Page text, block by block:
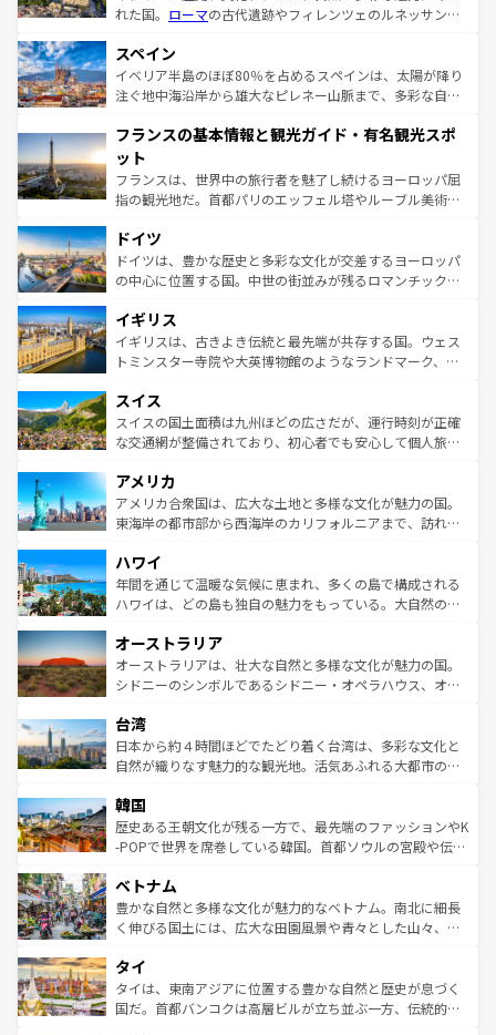
れた国。 ローマの古代遺跡やフィレンツェのルネッサンス
ろん、トスカーナの美しい田園風景やアマルフィ海岸の絶
景など、自然景観も見逃せない。観光の合間には、本場の
ピザやパスタなど、絶品のイタリア料理を堪能することも
ませてくれるイタリアで、忘れられない旅をしてみよう！
なお、新着のイタリア情報は
しい。
スペイン
イベリア半島のほぼ80％を占めるスペインは、太陽が降り
注ぐ地中海沿岸から雄大なピレネー山脈まで、多彩な自然
文化が根付くこの国では、情熱的なフラメンコ、熱気あふ
れる闘牛、そして美味しいタパスが生活の一部となってい
る。首都マドリードの洗練された雰囲気や、バルセロナの
アートに溢れた街角から、地方では古代ローマ遺跡や中世
せる。地方によって風土や気候が異なるスペインはその個
性で訪れる人を魅了する。 なお、新着のスペイン情報は コ
ンテンツ一覧を参照してほしい。
フランスの基本情報と観光ガイド・有名観光スポ
ット
フランスは、世界中の旅行者を魅了し続けるヨーロッパ屈
指の観光地だ。首都パリのエッフェル塔やルーブル美術館
で、幅広い魅力が詰まっている。華麗な宮殿、歴史的な大
聖堂、美しいビーチ、そして豊かな自然が、訪れる者を心
から魅了する。また、フランスは美食の国としても知ら
いる。シャンパンの発祥地であるランス、プロヴァンスの
香り高いラベンダー畑など、多彩な楽しみ方が可能だ。さ
らに、パリ以外の地域にも魅力が溢れており、どの街角に
れる地方に足を運ぶとそれぞれで全く異なる文化を体験で
きるだろう。 なお、新着のフランス情報はコンテンツ一覧
を参照してほしい。
ドイツ
ドイツは、豊かな歴史と多彩な文化が交差するヨーロッパ
の中心に位置する国。中世の街並みが残るロマンチック街
顔を持つこの国は、どこを歩いても飽きることがない。ベ
ルリンの文化的活気、バイエルン州のアルプスの絶景、そ
してライン川沿いのワイン畑といった風景は必見。ビール
は、お酒好きな人にはぜひ体験してほしい。 なお、新着の
ドイツ情報はコンテンツ一覧を参照してほしい。
イギリス
イギリスは、古きよき伝統と最先端が共存する国。ウェス
トミンスター寺院や大英博物館のようなランドマーク、歴
リアごとに異なる魅力がある。また、優雅なアフタヌーン
ティー、ビール好きにはたまらない英国パブ、サッカー観
戦など、本場だからこそできる体験も豊富。イギリスを旅
ンツ一覧を参照してほしい。
スイス
スイスの国土面積は九州ほどの広さだが、運行時刻が正確
な交通網が整備されており、初心者でも安心して個人旅行
の建物がそのまま残る町や、スイスならではのユニークな
博物館もあり、アルプス観光だけでなく町歩きも満喫する
ことができる。国民の所得が高いため物価も高いが、旅行
ば市内交通費無料で観光を楽しむこともできる。 なお、新
着のスイス情報はコンテンツ一覧 を参照してほしい。
アメリカ
アメリカ合衆国は、広大な土地と多様な文化が魅力の国。
東海岸の都市部から西海岸のカリフォルニアまで、訪れる
のような巨大都市は、観光、ショッピング、エンターテイ
ンメントが詰まった刺激的なスポットだ。一方、アメリカ
西部には大自然が広がり、グランドキャニオンやイエロー
部のニューオーリンズでは、音楽と美食が融合した独特の
文化が魅力。旅行者はアメリカの各地域で異なる魅力を楽
しみながら、その多様性と豊かな歴史を感じることができ
ならではの贅沢な旅のスタイルだ。 なお、新着のアメリカ
情報はコンテンツ一覧を参照してほしい。
ハワイ
年間を通じて温暖な気候に恵まれ、多くの島で構成される
ハワイは、どの島も独自の魅力をもっている。大自然の神
ワイ島は見逃せない。また、定番の観光地といえばオアフ
島だが、静かな自然を求めるならマウイ島やカウアイ島が
おすすめ。エメラルドグリーンに輝く海をはじめ、豊かな
れるおもてなしの心で訪れる人々を迎えてくれるハワイの
人々、おいしいローカルフードやハワイアンミュージッ
ク、伝統的なフラダンスなど、すべてがハワイの魅力を彩
ワイを、存分に味わってほしい。 なお、新着のハワイ情報
はコンテンツ一覧を参照してほしい。
オーストラリア
オーストラリアは、壮大な自然と多様な文化が魅力の国。
シドニーのシンボルであるシドニー・オペラハウス、オー
リアリーフや大陸中央部にそびえるウルル（エアーズロッ
ク）、タスマニアの美しい原生林やケアンズの熱帯雨林な
ど、見どころがたくさん。また、カフェやワイン、オージ
いる。アクティビティも充実しており、サーフィンやダイ
ビング、ハイキングなど、アウトドア好きにはたまらな
い。オーストラリアの多彩な魅力を存分に味わいつくそ
参照してほしい。
台湾
日本から約４時間ほどでたどり着く台湾は、多彩な文化と
自然が織りなす魅力的な観光地。活気あふれる大都市の台
ン）、静ひつな山岳地帯である台湾東部など、都市の喧騒
と山間の静けさが共存しており、訪れる人に新しい発見と
驚きをもたらしてくれる。また、奥深い台湾の食文化も魅
容にもいいと評判のスイーツなど、バラエティ豊かな料理
が味わえる。 なお、新着の台湾情報は コンテンツ一覧を参
照してほしい。
韓国
歴史ある王朝文化が残る一方で、最先端のファッションやK
-POPで世界を席巻している韓国。首都ソウルの宮殿や伝統
き、地方に足を延ばせば四季折々の自然美を楽しむことが
できる。そして、キムチや焼肉、絶品のストリートフード
まで、さまざまな韓国料理が待っている。夜には、韓国な
リティに包まれながら、韓国の多彩な魅力を心ゆくまで味
わってみてほしい。 なお、新着の韓国情報はコンテンツ一
覧を参照してほしい。
ベトナム
豊かな自然と多様な文化が魅力的なベトナム。南北に細長
く伸びる国土には、広大な田園風景や青々とした山々、世
急速な発展と共に伝統が息づく。ハノイの古い町並みやホ
ーチミン市のフランス統治時代の建物も、独特の雰囲気を
醸し出している。また、バラエティの豊かさとおいしさで
タイ
タイは、東南アジアに位置する豊かな自然と歴史が息づく
国だ。首都バンコクは高層ビルが立ち並ぶ一方、伝統的な